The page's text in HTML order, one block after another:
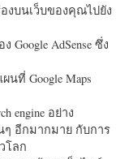
งบนเว็บของคุณไปยัง
AdSense ซึ่ง
ที่ Google Maps
engine อย่าง
อีกมากมาย กับการ
โลก